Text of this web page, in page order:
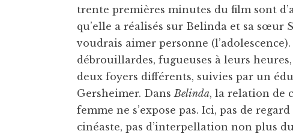
trente premières minutes du film sont
qu’elle a réalisés sur Belinda et sa sœur
voudrais aimer personne
débrouillardes, fugueuses à leurs
deux foyers différents, suivies par un
Gersheimer. DansBelinda, la relation de
femme ne s’expose pas. Ici, pas de
cinéaste, pas d’interpellation non plus